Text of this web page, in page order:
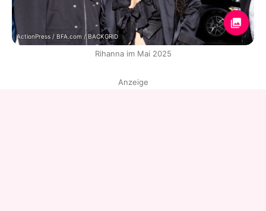
ActionPress / BFA.com / BACKGRID
Rihanna im Mai 2025
Anzeige